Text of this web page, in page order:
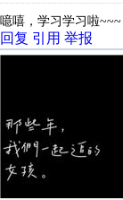
噫嘻，学习学习啦~~~
回复 引用 举报